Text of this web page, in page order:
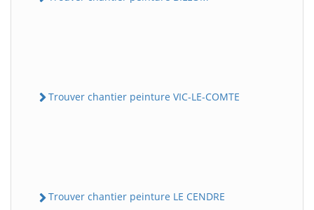
Trouver chantier peinture VIC-LE-COMTE
Trouver chantier peinture LE CENDRE